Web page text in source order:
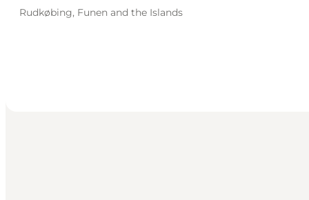
Rudkøbing, Funen and the Islands